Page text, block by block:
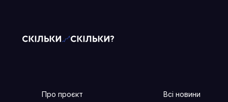
Про проєкт
Всі новини